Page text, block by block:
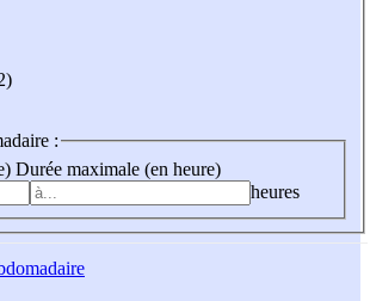
:
Durée maximale (en heure)
heures